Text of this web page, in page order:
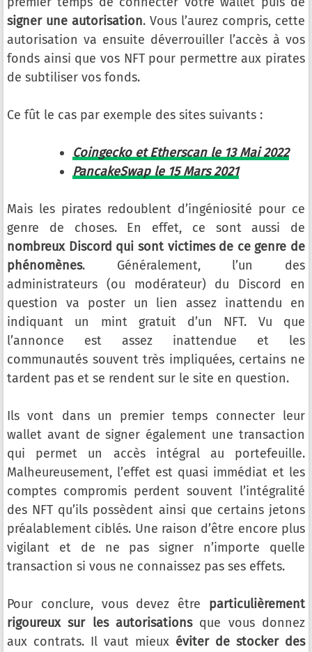
signer une autorisation. Vous l’aurez compris, cette
autorisation va ensuite déverrouiller l’accès à vos
fonds ainsi que vos NFT pour permettre aux pirates
de subtiliser vos fonds.
Ce fût le cas par exemple des sites suivants :
Coingecko et Etherscan le 13 Mai 2022
PancakeSwap le 15 Mars 2021
Mais les pirates redoublent d’ingéniosité pour ce
genre de choses. En effet, ce sont aussi de
nombreux Discord qui sont victimes de ce genre de
phénomènes. Généralement, l’un des
administrateurs (ou modérateur) du Discord en
question va poster un lien assez inattendu en
indiquant un mint gratuit d’un NFT. Vu que
l’annonce est assez inattendue et les
communautés souvent très impliquées, certains ne
tardent pas et se rendent sur le site en question.
Ils vont dans un premier temps connecter leur
wallet avant de signer également une transaction
qui permet un accès intégral au portefeuille.
Malheureusement, l’effet est quasi immédiat et les
comptes compromis perdent souvent l’intégralité
des NFT qu’ils possèdent ainsi que certains jetons
préalablement ciblés. Une raison d’être encore plus
vigilant et de ne pas signer n’importe quelle
transaction si vous ne connaissez pas ses effets.
Pour conclure, vous devez être particulièrement
rigoureux sur les autorisationsque vous donnez
aux contrats. Il vaut mieux éviter de stocker des